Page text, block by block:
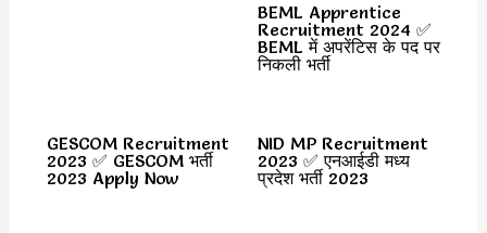
BEML Apprentice
Recruitment 2024 ✅
BEML में अपरेंटिस के पद पर
निकली भर्ती
GESCOM Recruitment
2023 ✅ GESCOM भर्ती
2023 Apply Now
NID MP Recruitment
2023 ✅ एनआईडी मध्य
प्रदेश भर्ती 2023